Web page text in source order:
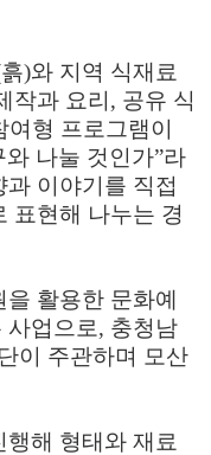
흙)와 지역 식재료
작과 요리 , 공유 식
형 프로그램이
와 나눌 것인가”라
이야기를 직접
표현해 나누는 경
활용한 문화예
사업으로, 충청남
이 주관하며 모산
해 형태와 재료